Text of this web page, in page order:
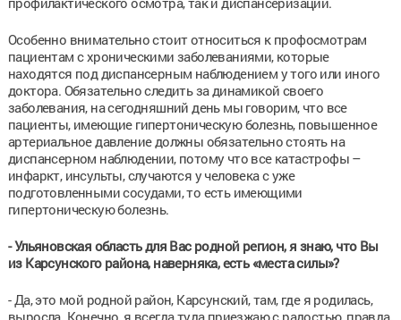
Особенно внимательно стоит относиться к профосмотрам
пациентам с хроническими заболеваниями, которые
находятся под диспансерным наблюдением у того или иного
доктора. Обязательно следить за динамикой своего
заболевания, на сегодняшний день мы говорим, что все
пациенты, имеющие гипертоническую болезнь, повышенное
артериальное давление должны обязательно стоять на
диспансерном наблюдении, потому что все катастрофы –
инфаркт, инсульты, случаются у человека с уже
подготовленными сосудами, то есть имеющими
гипертоническую болезнь.
- Ульяновская область для Вас родной регион, я знаю, что Вы
из Карсунского района, наверняка, есть «места силы»?
- Да, это мой родной район, Карсунский, там, где я родилась,
выросла. Конечно, я всегда туда приезжаю с радостью, правда,